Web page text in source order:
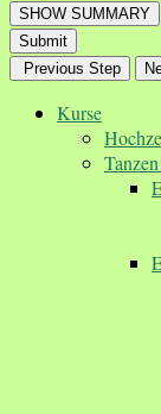
SHOW SUMMARY
Submit
Previous Step
Kurse